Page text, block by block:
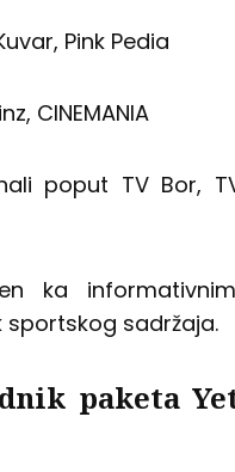
Pink Pedia
CINEMANIA
poput TV Bor,
ka
sportskog sadržaja.
paketa